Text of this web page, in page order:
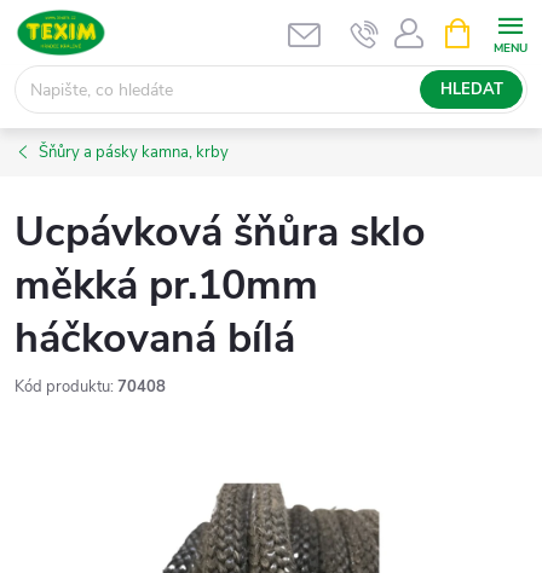
Přejít
obsah
HLEDAT
NÁKUPNÍ
KOŠÍK
Šňůry a pásky kamna, krby
Ucpávková šňůra sklo
měkká pr.10mm
háčkovaná bílá
Kód produktu: 70408